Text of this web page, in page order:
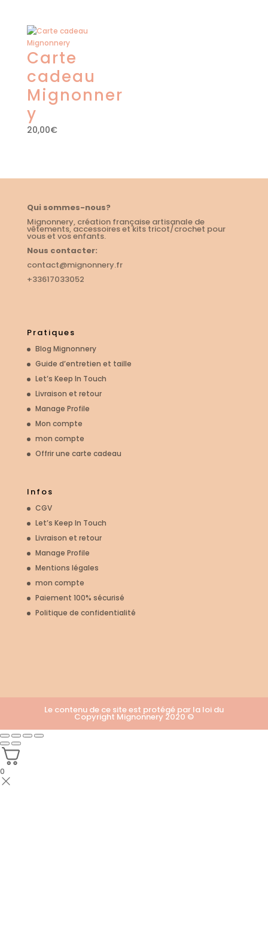
Carte
cadeau
Mignonner
y
20,00€
Qui sommes-nous?
Mignonnery, création française artisanale de
vêtements, accessoires et kits tricot/crochet pour
vous et vos enfants.
Nous contacter:
contact@mignonnery.fr
+33617033052
Pratiques
Blog Mignonnery
Guide d’entretien et taille
Let’s Keep In Touch
Livraison et retour
Manage Profile
Mon compte
mon compte
Offrir une carte cadeau
Infos
CGV
Let’s Keep In Touch
Livraison et retour
Manage Profile
Mentions légales
mon compte
Paiement 100% sécurisé
Politique de confidentialité
Le contenu de ce site est protégé par la loi du
Copyright Mignonnery 2020 ©
0